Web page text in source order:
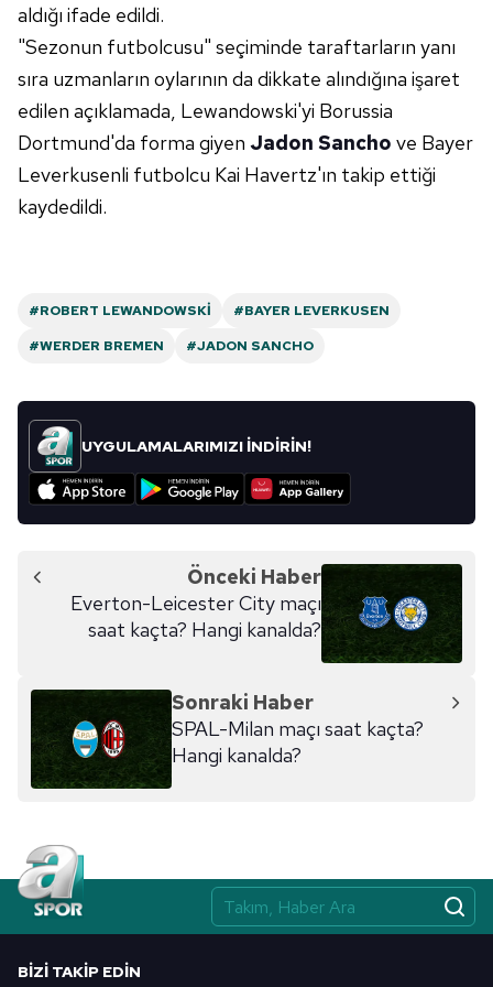
toplumu hizmetlerinin sunulması amacıyla
kullanılmaktadır. Diğer çerezler, sitemizin daha işlevsel
kılınması ve kişiselleştirilmesi ve sizlere yönelik
reklam/pazarlama faaliyetlerinin yapılması, amaçlarıyla
sınırlı olarak açık rızanız dahilinde kullanılacaktır.
Çerezlere ilişkin tercihlerinizi aşağıda yer alan panel
vasıtasıyla belirleyebilirsiniz. Çerezlere ilişkin detaylı bilgi
6698 sayılı Kişisel Verilerin Korunması Kanunu uyarınca
hazırlanmış Aydınlatma Metnimizi okumak ve sitemizde
almak için lütfentıklayınız.
aldığı ifade edildi.
"Sezonun futbolcusu" seçiminde taraftarların yanı
sıra uzmanların oylarının da dikkate alındığına işaret
edilen açıklamada, Lewandowski'yi Borussia
Dortmund'da forma giyen Jadon Sancho ve Bayer
Leverkusenli futbolcu Kai Havertz'ın takip ettiği
kaydedildi.
#ROBERT LEWANDOWSKI
#BAYER LEVERKUSEN
#WERDER BREMEN
#JADON SANCHO
UYGULAMALARIMIZI İNDİRİN!
Önceki Haber
Everton-Leicester City maçı
saat kaçta? Hangi kanalda?
Sonraki Haber
SPAL-Milan maçı saat kaçta?
Hangi kanalda?
BIZI TAKIP EDIN